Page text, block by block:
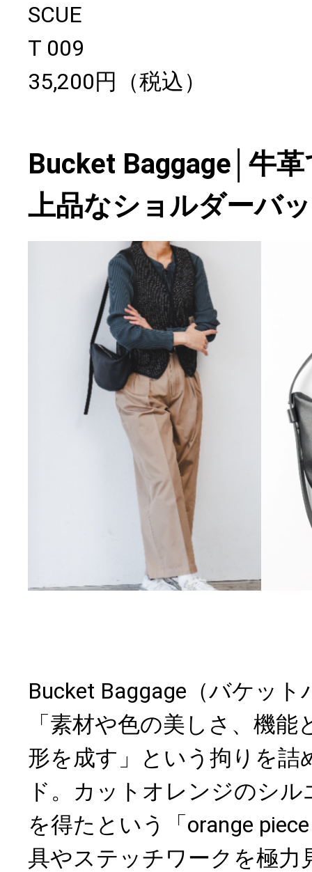
SCUE
T 009
35,200円（税込）
Bucket Baggage│牛
上品なショルダーバ
Bucket Baggage（バケッ
「素材や色の美しさ、機
形を成す」という拘りを詰
ド。カットオレンジのシ
を得たという「orange
具やステッチワークを極力